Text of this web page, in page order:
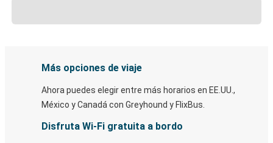
Más opciones de viaje
Ahora puedes elegir entre más horarios en EE.UU.,
México y Canadá con Greyhound y FlixBus.
Disfruta Wi-Fi gratuita a bordo